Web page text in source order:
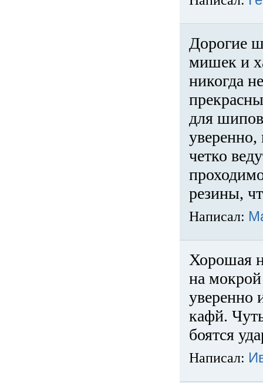
Дорогие
мишек и
никогда
для
четко
резины,
Написал:
Хорошая
на
уверенно
кафй.
боятся
Написал: